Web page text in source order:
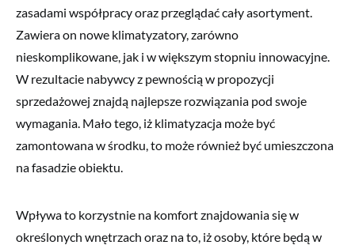
zasadami współpracy oraz przeglądać cały asortyment.
Zawiera on nowe klimatyzatory, zarówno
nieskomplikowane, jak i w większym stopniu innowacyjne.
W rezultacie nabywcy z pewnością w propozycji
sprzedażowej znajdą najlepsze rozwiązania pod swoje
wymagania. Mało tego, iż klimatyzacja może być
zamontowana w środku, to może również być umieszczona
na fasadzie obiektu.
Wpływa to korzystnie na komfort znajdowania się w
określonych wnętrzach oraz na to, iż osoby, które będą w